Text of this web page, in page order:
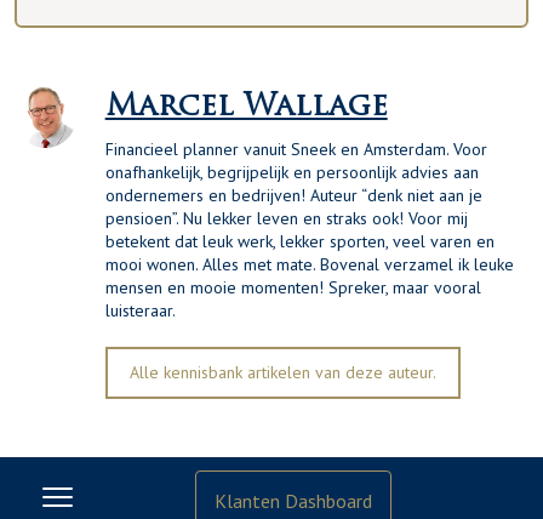
Marcel Wallage
Financieel planner vanuit Sneek en Amsterdam. Voor
onafhankelijk, begrijpelijk en persoonlijk advies aan
ondernemers en bedrijven! Auteur “denk niet aan je
pensioen”. Nu lekker leven en straks ook! Voor mij
betekent dat leuk werk, lekker sporten, veel varen en
mooi wonen. Alles met mate. Bovenal verzamel ik leuke
mensen en mooie momenten! Spreker, maar vooral
luisteraar.
Alle kennisbank artikelen van deze auteur.
Klanten Dashboard